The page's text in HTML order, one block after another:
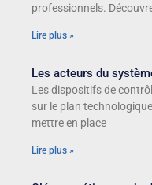
professionnels.
Lire plus »
Les acteurs du
Les dispositifs de
sur le plan
mettre en place
Lire plus »